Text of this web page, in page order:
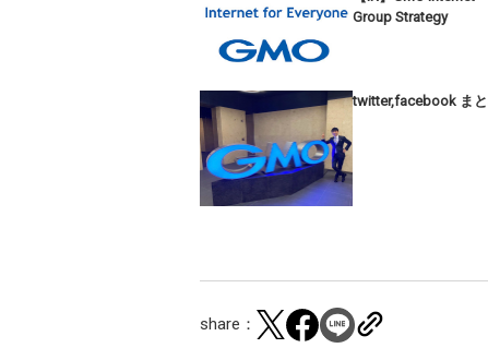
Group Strategy
twitter,facebook ま
share：